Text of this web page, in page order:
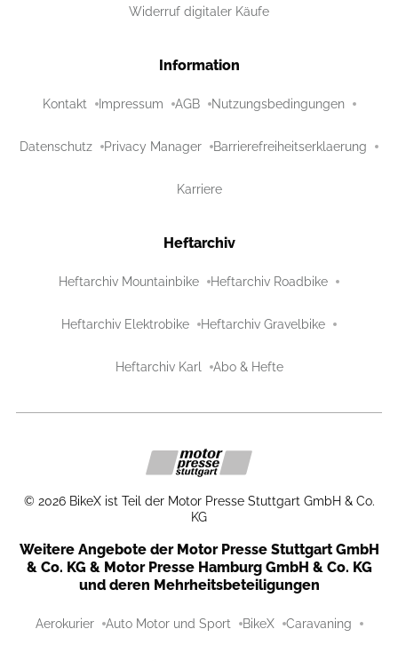
Widerruf digitaler Käufe
Information
Kontakt Impressum AGB Nutzungsbedingungen
Datenschutz Privacy Manager Barrierefreiheitserklaerung
Karriere
Heftarchiv
Heftarchiv Mountainbike Heftarchiv Roadbike
Heftarchiv Elektrobike Heftarchiv Gravelbike
Heftarchiv Karl Abo & Hefte
© 2026 BikeX ist Teil der Motor Presse Stuttgart GmbH & Co.
KG
Weitere Angebote der Motor Presse Stuttgart GmbH
& Co. KG & Motor Presse Hamburg GmbH & Co. KG
und deren Mehrheitsbeteiligungen
Aerokurier Auto Motor und Sport BikeX Caravaning